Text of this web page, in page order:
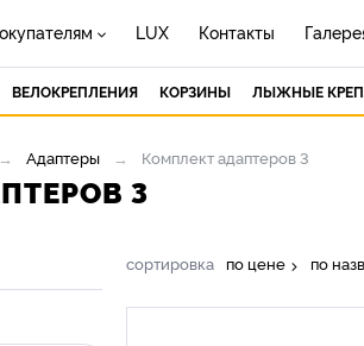
LUX Контакты
ВЕЛОКРЕПЛЕНИЯ КОРЗИНЫ ЛЫЖНЫЕ
Адаптеры Комплект адаптеров 3
3
сортировка по цене по